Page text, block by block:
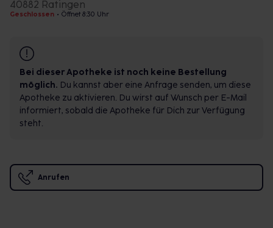
40882 Ratingen
Geschlossen • Öffnet 8:30 Uhr
Bei dieser Apotheke ist noch keine Bestellung
möglich. Du kannst aber eine Anfrage senden, um diese
Apotheke zu aktivieren. Du wirst auf Wunsch per E-Mail
informiert, sobald die Apotheke für Dich zur Verfügung
steht.
Anrufen